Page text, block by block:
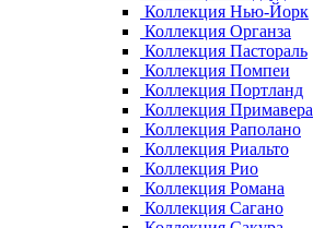
Коллекция Нью-Йорк
Коллекция Органза
Коллекция Пастораль
Коллекция Помпеи
Коллекция Портланд
Коллекция Примавера
Коллекция Раполано
Коллекция Риальто
Коллекция Рио
Коллекция Романа
Коллекция Сагано